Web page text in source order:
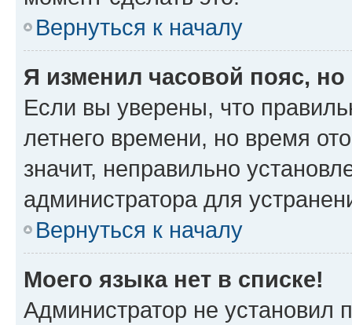
Вернуться к началу
Я изменил часовой пояс,
Если вы уверены, что
летнего времени, но время
значит, неправильно
администратора для
Вернуться к началу
Моего языка нет в списке!
Администратор не установил